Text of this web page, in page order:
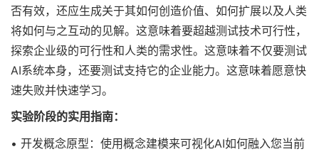
否有效，还应生成关于其如何创造价值、如何扩展以及人类
将如何与之互动的见解。这意味着要超越测试技术可行性，
探索企业级的可行性和人类的需求性。这意味着不仅要测试
AI系统本身，还要测试支持它的企业能力。这意味着愿意快
速失败并快速学习。
实验阶段的实用指南：
• 开发概念原型：使用概念建模来可视化AI如何融入您当前